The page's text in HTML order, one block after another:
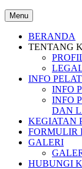
Menu
BERANDA
TENTANG
INFO
INFO
INFO
DAN
KEGIATAN
FORMULIR
GALERI
HUBUNGI